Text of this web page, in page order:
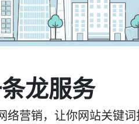
龙服务
营销，让你网站关键